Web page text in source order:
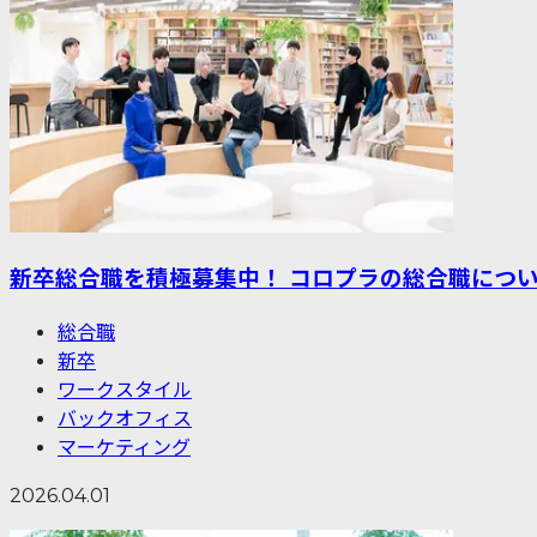
新卒総合職を積極募集中！ コロプラの総合職につい
総合職
新卒
ワークスタイル
バックオフィス
マーケティング
2026.04.01